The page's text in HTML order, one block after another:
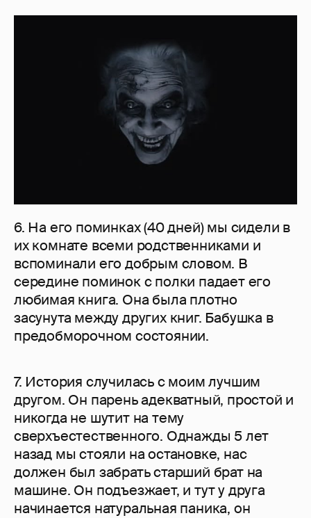
6. На его поминках (40 дней) мы сидели в
их комнате всеми родственниками и
вспоминали его добрым словом. В
середине поминок с полки падает его
любимая книга. Она была плотно
засунута между других книг. Бабушка в
предобморочном состоянии.
7. История случилась с моим лучшим
другом. Он парень адекватный, простой и
никогда не шутит на тему
сверхъестественного. Однажды 5 лет
назад мы стояли на остановке, нас
должен был забрать старший брат на
машине. Он подъезжает, и тут у друга
начинается натуральная паника, он